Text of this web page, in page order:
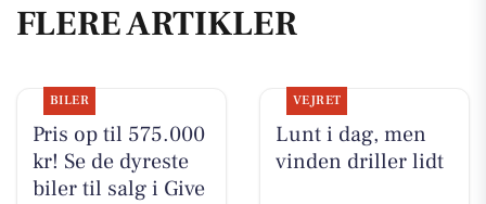
FLERE ARTIKLER
BILER
Pris op til 575.000
kr! Se de dyreste
biler til salg i Give
VEJRET
Lunt i dag, men
vinden driller lidt